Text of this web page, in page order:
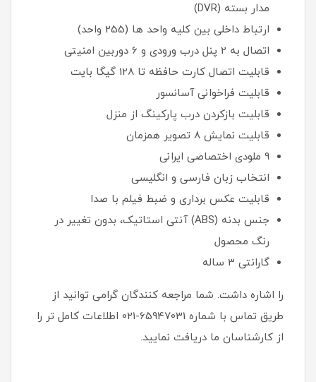
مدار بسته (DVR)
ارتباط داخلی بین کلیه واحد ها (255 واحد)
اتصال به 2 پنل درب ورودی و 6 دوربین امنیتی
قابلیت اتصال کارت حافظه تا 128 گیگا بایت
قابلیت فراخوانی آسانسور
قابلیت بازکردن درب پارکینگ از منزل
قابلیت نمایش 8 تصویر همزمان
9 ملودی اختصاصی ایرانی
انتخاب زبان فارسی و انگلیسی
قابلیت عکس برداری و ضبط فیلم با صدا
جنس بدنه (ABS) آنتی استاتیک، بدون تغییر در
رنگ محصول
گارانتی 3 ساله
را اشاره داشت. شما مراجعه کنندگان گرامی توانید از
طریق تماس با شماره 65947031-021 اطلاعات کامل تر را
از کارشناسان ما دریافت نمایید.